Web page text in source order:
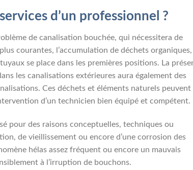
d’un professionnel ?
de canalisation bouchée, qui nécessitera de
courantes, l’accumulation de déchets
se place dans les premières positions. La
les canalisations extérieures aura également des
Ces déchets et éléments naturels peuvent
d’un technicien bien équipé et compétent.
pour des raisons conceptuelles, techniques ou
de vieillissement ou encore d’une corrosion des
hélas assez fréquent ou encore un mauvais
à l’irruption de bouchons.